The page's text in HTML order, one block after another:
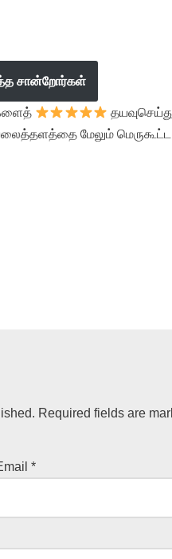
சான்றோர்கள்
மேலும் மெருகூட்ட
Required fields are
*